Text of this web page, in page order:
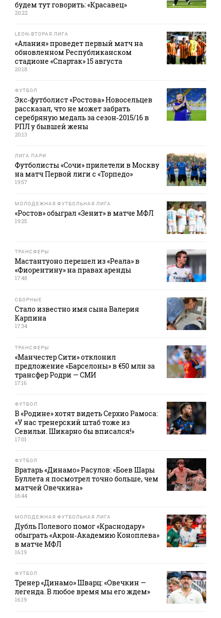
будем тут говорить: «Красавец»
20:22
LEON-ВТОРАЯ ЛИГА
«Алания» проведет первый матч на
обновленном Республиканском
стадионе «Спартак» 15 августа
20:18
ФУТБОЛ
Экс‑футболист «Ростова» Новосельцев
рассказал, что не может забрать
серебряную медаль за сезон‑2015/16 в
РПЛ у бывшей жены
20:13
ЛИГА ПАРИ
Футболисты «Сочи» прилетели в Москву
на матч Первой лиги с «Торпедо»
19:57
МОЛОДЕЖНАЯ ФУТБОЛЬНАЯ ЛИГА
«Ростов» обыграл «Зенит» в матче МФЛ
19:25
ТРАНСФЕРЫ
Мастантуоно перешел из «Реала» в
«Фиорентину» на правах аренды
17:48
СБОРНЫЕ
Стало известно имя сына Валерия
Карпина
17:34
ТРАНСФЕРЫ
«Манчестер Сити» отклонил
предложение «Барселоны» в €50 млн за
трансфер Родри — СМИ
17:16
ФУТБОЛ
В «Родине» хотят видеть Серхио Рамоса:
«У нас тренерский штаб тоже из
Севильи. Шикарно бы вписался!»
17:01
ФУТБОЛ
Вратарь «Динамо» Расулов: «Боев Шары
Буллета я посмотрел точно больше, чем
матчей Овечкина»
16:44
МОЛОДЕЖНАЯ ФУТБОЛЬНАЯ ЛИГА
Дубль Полевого помог «Краснодару»
обыграть «Акрон‑Академию Коноплева»
в матче МФЛ
16:19
ФУТБОЛ
Тренер «Динамо» Шварц: «Овечкин —
легенда. В любое время мы его ждем»
16:19